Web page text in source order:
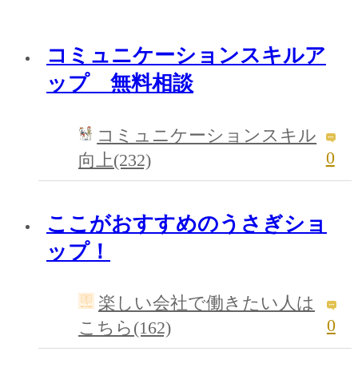
コミュニケーションスキルア
ップ 無料相談
コミュニケーションスキル
向上(232)
0
ここがおすすめのうさぎショ
ップ！
楽しい会社で働きたい人は
こちら(162)
0